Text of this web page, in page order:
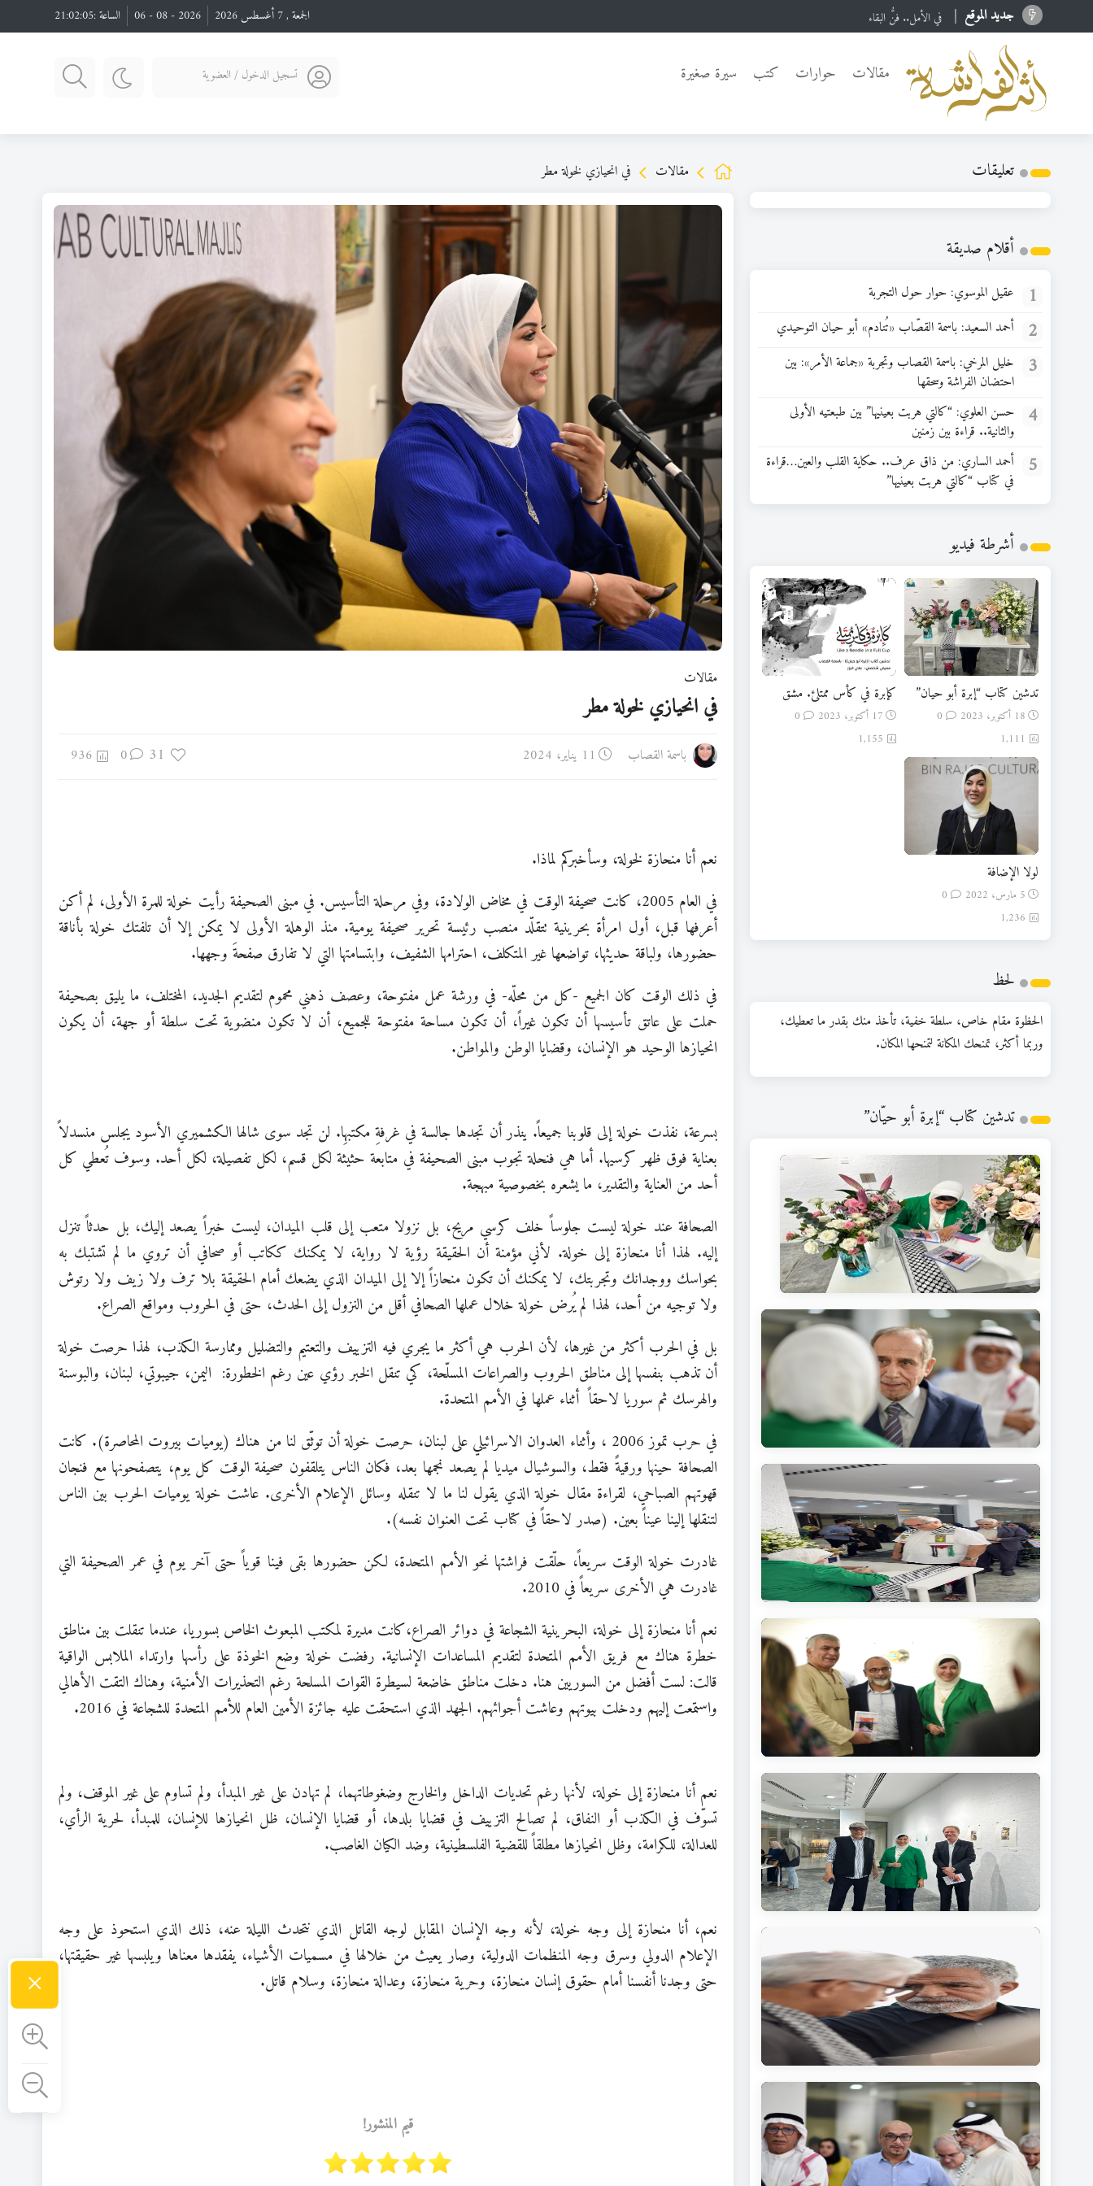
جدید الموقع البحرين… تجويع الكتاب مستمر الجمعة , 7 أغسطس 2026 2026 - 08 - 06 الساعة :21:02:07
مقالات حوارات كتب سيرة صغيرة تسجيل الدخول / العضوية
مقالات في انحيازي لخولة مطر
مقالات
في انحيازي لخولة مطر
باسمة القصاب 11 يناير، 2024 31
0
936
نعم أنا منحازة لخولة، وسأخبركم لماذا.
في العام 2005، كانت صحيفة الوقت في مخاض الولادة، وفي مرحلة التأسيس. في مبنى الصحيفة رأيت خولة للمرة الأولى، لم أكن
أعرفها قبل، أول امرأة بحرينية تتقلّد منصب رئيسة تحرير صحيفة يومية. منذ الوهلة الأولى لا يمكن إلا أن تلفتك خولة بأناقة
حضورها، ولباقة حديثها، تواضعها غير المتكلف، احترامها الشفيف، وابتسامتها التي لا تفارق صفحةَ وجهها.
في ذلك الوقت كان الجميع -كل من محلّه- في ورشة عمل مفتوحة، وعصف ذهني محموم لتقديم الجديد، المختلف، ما يليق بصحيفة
حملت على عاتق تأسيسها أن تكون غيراً، أن تكون مساحة مفتوحة للجميع، أن لا تكون منضوية تحت سلطة أو جهة، أن يكون
انحيازها الوحيد هو الإنسان، وقضايا الوطن والمواطن.
بسرعة، نفذت خولة إلى قلوبنا جميعاً. ينذر أن تجدها جالسة في غرفةِ مكتبهِا. لن تجد سوى شالها الكشميري الأسود يجلس منسدلاً
بعناية فوق ظهر كرسيها. أما هي فنحلة تجوب مبنى الصحيفة في متابعة حثيثة لكل قسم، لكل تفصيلة، لكل أحد. وسوف تُعطي كل
أحد من العناية والتقدير، ما يشعره بخصوصية مبهجة.
الصحافة عند خولة ليست جلوساً خلف كرسي مريح، بل نزولا متعب إلى قلب الميدان، ليست خبراً يصعد إليك، بل حدثاً تنزل
إليه. لهذا أنا منحازة إلى خولة. لأني مؤمنة أن الحقيقة رؤية لا رواية، لا يمكنك ككاتب أو صحافي أن تروي ما لم تشتبك به
بحواسك ووجدانك وتجربتك، لا يمكنك أن تكون منحازاً إلا إلى الميدان الذي يضعك أمام الحقيقة بلا ترف ولا زيف ولا رتوش
ولا توجيه من أحد، لهذا لم يُرض خولة خلال عملها الصحافي أقل من النزول إلى الحدث، حتى في الحروب ومواقع الصراع.
بل في الحرب أكثر من غيرها، لأن الحرب هي أكثر ما يجري فيه التزييف والتعتيم والتضليل وممارسة الكذب، لهذا حرصت خولة
أن تذهب بنفسها إلى مناطق الحروب والصراعات المسلّحة، كي تنقل الخبر رؤي عين رغم الخطورة: اليمن، جيبوتي، لبنان، والبوسنة
والهرسك ثم سوريا لاحقاً أثناء عملها في الأمم المتحدة.
في حرب تموز 2006 ، وأثناء العدوان الاسرائيلي على لبنان، حرصت خولة أن توثّق لنا من هناك (يوميات بيروت المحاصرة). كانت
الصحافة حينها ورقيةً فقط، والسوشيال ميديا لم يصعد نجمها بعد، فكان الناس يتلقفون صحيفة الوقت كل يوم، يتصفحونها مع فنجان
قهوتهم الصباحي، لقراءة مقال خولة الذي يقول لنا ما لا تنقله وسائل الإعلام الأخرى. عاشت خولة يوميات الحرب بين الناس
لتنقلها إلينا عيناً بعين. (صدر لاحقاً في كتاب تحت العنوان نفسه).
غادرت خولة الوقت سريعاً، حلّقت فراشتها نحو الأمم المتحدة، لكن حضورها بقى فينا قوياً حتى آخر يوم في عمر الصحيفة التي
غادرت هي الأخرى سريعاً في 2010.
نعم أنا منحازة إلى خولة، البحرينية الشجاعة في دوائر الصراع،كانت مديرة لمكتب المبعوث الخاص بسوريا، عندما تنقلت بين مناطق
خطرة هناك مع فريق الأمم المتحدة لتقديم المساعدات الإنسانية. رفضت خولة وضع الخوذة على رأسها وارتداء الملابس الواقية
قالت: لست أفضل من السوريين هنا. دخلت مناطق خاضعة لسيطرة القوات المسلحة رغم التحذيرات الأمنية، وهناك التقت الأهالي
واستمعت إليهم ودخلت بيوتهم وعاشت أجوائهم. الجهد الذي استحقت عليه جائزة الأمين العام للأمم المتحدة للشجاعة في 2016.
نعم أنا منحازة إلى خولة، لأنها رغم تحديات الداخل والخارج وضغوطاتهما، لم تهادن على غير المبدأ، ولم تساوم على غير الموقف، ولم
تسوّف في الكذب أو النفاق، لم تصالح التزييف في قضايا بلدها، أو قضايا الإنسان، ظل انحيازها للإنسان، للمبدأ، لحرية الرأي،
للعدالة، للكرامة، وظل انحيازها مطلقاً للقضية الفلسطينية، وضد الكيان الغاصب.
نعم، أنا منحازة إلى وجه خولة، لأنه وجه الإنسان المقابل لوجه القاتل الذي نتحدث الليلة عنه، ذلك الذي استحوذ على وجه
الإعلام الدولي وسرق وجه المنظمات الدولية، وصار يعيث من خلالها في مسميات الأشياء، يفقدها معناها ويلبسها غير حقيقتها،
حتى وجدنا أنفسنا أمام حقوق إنسان منحازة، وحرية منحازة، وعدالة منحازة، وسلام قاتل.
قيم المنشور!
تعلیقات
أقلام صديقة
1 عقيل الموسوي: حوار حول التجربة
2 أحمد السعيد: باسمة القصّاب «تُنادم» أبو حيان التوحيدي
3
خليل المرخي: باسمة القصاب وتجربة «جماعة الأمر»: بين
احتضان الفراشة وسحقها
4
حسن العلوي: “كالتي هربت بعينيها” بين طبعتيه الأولى
والثانية.. قراءة بين زمنين
5
أحمد الساري: من ذاق عرف.. حكاية القلب والعين…قراءة
في كتاب “كالتي هربت بعينيها”
أشرطة فيديو
تدشين كتاب “إبرة أبو حيان”
18 أكتوبر، 2023
1,111
كإبرة في كأس ممتلئ. مشق
17 أكتوبر، 2023
1,155
لولا الإضافة
5 مارس، 2022
1,236
لحظ
الحظوة مقام خاص، سلطة خفية، تأخذ منك بقدر ما تعطيك،
وربما أكثر، تمنحك المكانة لتمنحها المكان.
تدشين كتاب “إبرة أبو حيّان”
×